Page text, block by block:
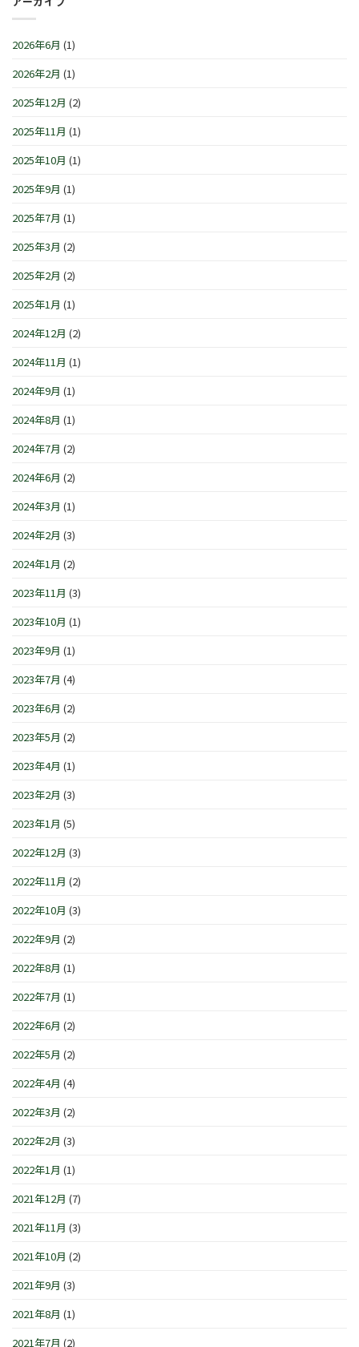
レ
ョ
IN
浜/
町』！！
は
～
1
(日)
は
知
で
は
2026年6月 (1)
2026年2月 (1)
2025年12月 (2)
2025年11月 (1)
2025年10月 (1)
2025年9月 (1)
2025年7月 (1)
2025年3月 (2)
2025年2月 (2)
2025年1月 (1)
2024年12月 (2)
2024年11月 (1)
2024年9月 (1)
2024年8月 (1)
2024年7月 (2)
2024年6月 (2)
2024年3月 (1)
2024年2月 (3)
2024年1月 (2)
2023年11月 (3)
2023年10月 (1)
2023年9月 (1)
2023年7月 (4)
2023年6月 (2)
2023年5月 (2)
2023年4月 (1)
2023年2月 (3)
2023年1月 (5)
2022年12月 (3)
2022年11月 (2)
2022年10月 (3)
2022年9月 (2)
2022年8月 (1)
2022年7月 (1)
2022年6月 (2)
2022年5月 (2)
2022年4月 (4)
2022年3月 (2)
2022年2月 (3)
2022年1月 (1)
2021年12月 (7)
2021年11月 (3)
2021年10月 (2)
2021年9月 (3)
2021年8月 (1)
2021年7月 (2)